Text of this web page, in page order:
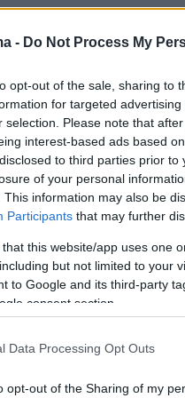
- Do Not Process My
opt-out of the sale, sharing to
for targeted
selection. Please note that
interest-based ads based
to third parties prior
of your personal
This information may also be
Participants that may further
that this website/app uses one
but not limited to your
to Google and its third-party
consent section.
Data Processing Opt Outs
opt-out of the Sharing of my
σύγχρονο κόσμο να
υποστηρίζουν ότι
Το
από τις
και
άρωμα και
μοναδικά οφέλη
βότανο και